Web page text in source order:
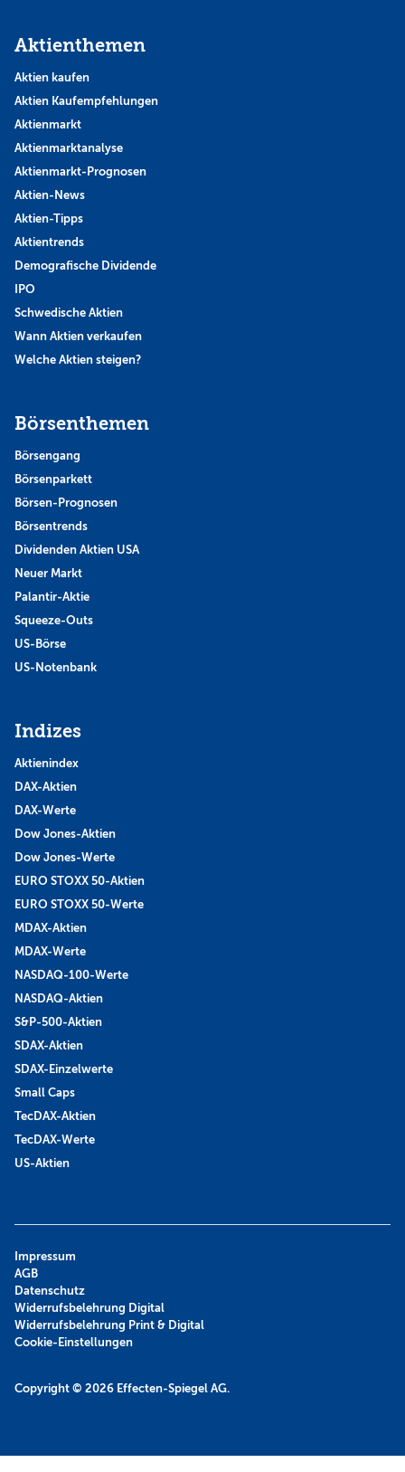
Aktienthemen
Aktien kaufen
Aktien Kaufempfehlungen
Aktienmarkt
Aktienmarktanalyse
Aktienmarkt-Prognosen
Aktien-News
Aktien-Tipps
Aktientrends
Demografische Dividende
IPO
Schwedische Aktien
Wann Aktien verkaufen
Welche Aktien steigen?
Börsenthemen
Börsengang
Börsenparkett
Börsen-Prognosen
Börsentrends
Dividenden Aktien USA
Neuer Markt
Palantir-Aktie
Squeeze-Outs
US-Börse
US-Notenbank
Indizes
Aktienindex
DAX-Aktien
DAX-Werte
Dow Jones-Aktien
Dow Jones-Werte
EURO STOXX 50-Aktien
EURO STOXX 50-Werte
MDAX-Aktien
MDAX-Werte
NASDAQ-100-Werte
NASDAQ-Aktien
S&P-500-Aktien
SDAX-Aktien
SDAX-Einzelwerte
Small Caps
TecDAX-Aktien
TecDAX-Werte
US-Aktien
Copyright © 2026 Effecten-Spiegel AG.
Impressum
AGB
Datenschutz
Widerrufsbelehrung Digital
Widerrufsbelehrung Print & Digital
Cookie-Einstellungen